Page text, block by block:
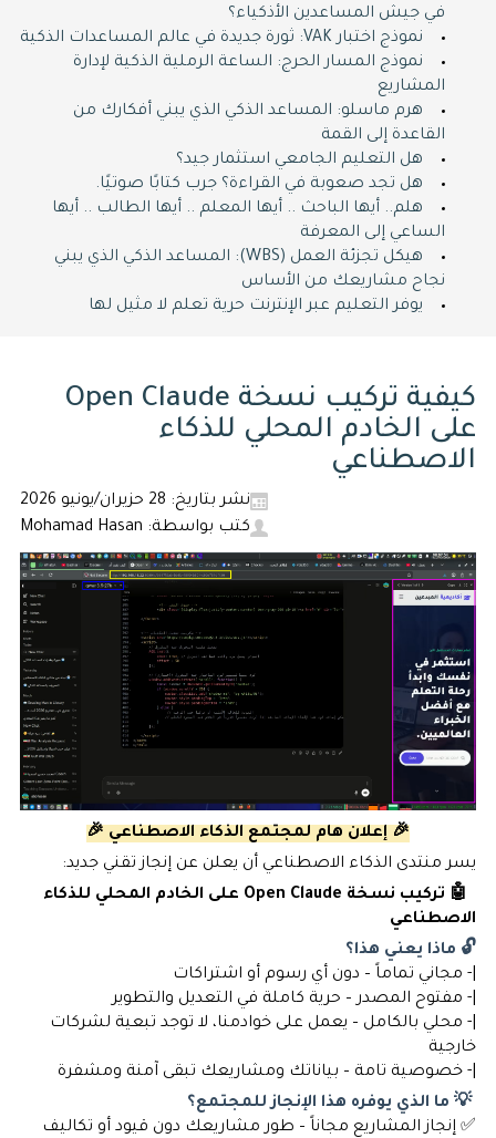
في جيش المساعدين الأذكياء؟
نموذج اختبار VAK: ثورة جديدة في عالم المساعدات الذكية
نموذج المسار الحرج: الساعة الرملية الذكية لإدارة
المشاريع
هرم ماسلو: المساعد الذكي الذي يبني أفكارك من
القاعدة إلى القمة
هل التعليم الجامعي استثمار جيد؟
هل تجد صعوبة في القراءة؟ جرب كتابًا صوتيًا.
هلم.. أيها الباحث .. أيها المعلم .. أيها الطالب .. أيها
الساعي إلى المعرفة
هيكل تجزئة العمل (WBS): المساعد الذكي الذي يبني
نجاح مشاريعك من الأساس
يوفر التعليم عبر الإنترنت حرية تعلم لا مثيل لها
كيفية تركيب نسخة Open Claude
على الخادم المحلي للذكاء
الاصطناعي
نشر بتاريخ: 28 حزيران/يونيو 2026
كتب بواسطة: Mohamad Hasan
🎉 إعلان هام لمجتمع الذكاء الاصطناعي 🎉
يسر منتدى الذكاء الاصطناعي أن يعلن عن إنجاز تقني جديد:
🤖 تركيب نسخة Open Claude على الخادم المحلي للذكاء
الاصطناعي
🔓 ماذا يعني هذا؟
|- مجاني تماماً – دون أي رسوم أو اشتراكات
|- مفتوح المصدر – حرية كاملة في التعديل والتطوير
|- محلي بالكامل – يعمل على خوادمنا، لا توجد تبعية لشركات
خارجية
|- خصوصية تامة – بياناتك ومشاريعك تبقى آمنة ومشفرة
💡 ما الذي يوفره هذا الإنجاز للمجتمع؟
✅ إنجاز المشاريع مجاناً – طور مشاريعك دون قيود أو تكاليف